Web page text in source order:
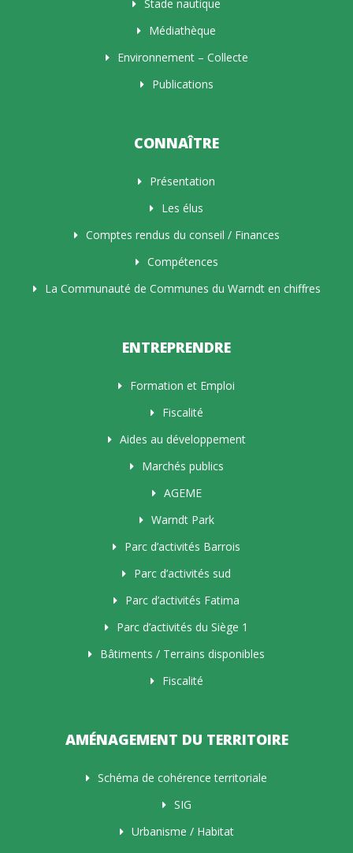
Stade nautique
Médiathèque
Environnement – Collecte
Publications
CONNAÎTRE
Présentation
Les élus
Comptes rendus du conseil / Finances
Compétences
La Communauté de Communes du Warndt en chiffres
ENTREPRENDRE
Formation et Emploi
Fiscalité
Aides au développement
Marchés publics
AGEME
Warndt Park
Parc d’activités Barrois
Parc d’activités sud
Parc d’activités Fatima
Parc d’activités du Siège 1
Bâtiments / Terrains disponibles
Fiscalité
AMÉNAGEMENT DU TERRITOIRE
Schéma de cohérence territoriale
SIG
Urbanisme / Habitat